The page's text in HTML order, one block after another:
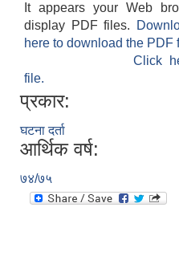
It appears your Web
display PDF files.
here to download the PDF
Click
file.
प्रकार:
घटना दर्ता
आर्थिक वर्ष:
७४/७५